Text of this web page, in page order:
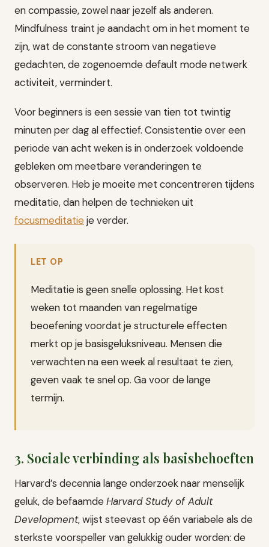
en compassie, zowel naar jezelf als anderen.
Mindfulness traint je aandacht om in het moment te
zijn, wat de constante stroom van negatieve
gedachten, de zogenoemde default mode netwerk
activiteit, vermindert.
Voor beginners is een sessie van tien tot twintig
minuten per dag al effectief. Consistentie over een
periode van acht weken is in onderzoek voldoende
gebleken om meetbare veranderingen te
observeren. Heb je moeite met concentreren tijdens
meditatie, dan helpen de technieken uit
focusmeditatie je verder.
LET OP
Meditatie is geen snelle oplossing. Het kost
weken tot maanden van regelmatige
beoefening voordat je structurele effecten
merkt op je basisgeluksniveau. Mensen die
verwachten na een week al resultaat te zien,
geven vaak te snel op. Ga voor de lange
termijn.
3. Sociale verbinding als basisbehoeften
Harvard’s decennia lange onderzoek naar menselijk
geluk, de befaamdeHarvard Study of Adult
Development, wijst steevast op één variabele als de
sterkste voorspeller van gelukkig ouder worden: de